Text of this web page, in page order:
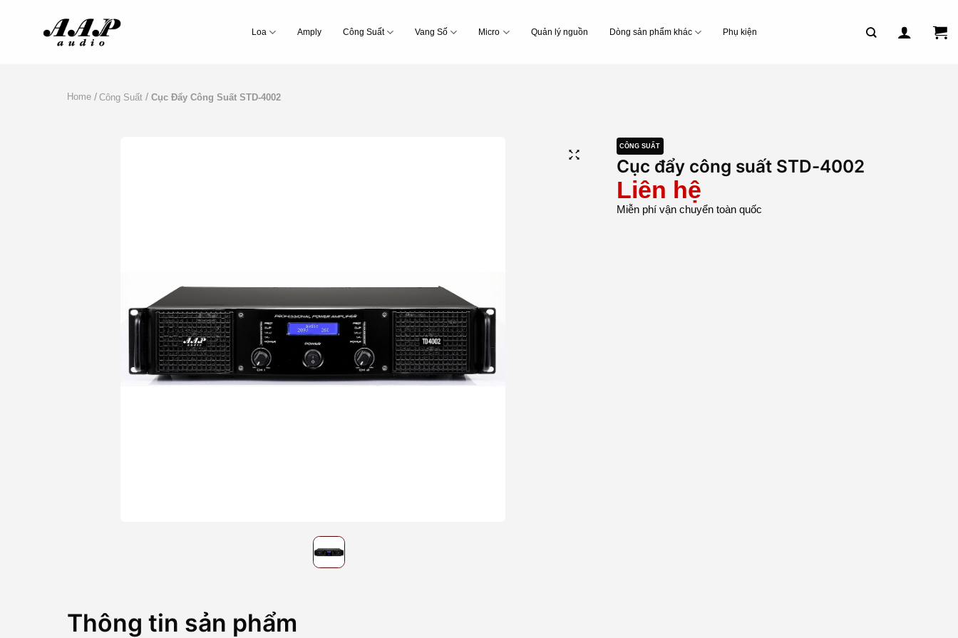
Loa Amply Công Suất Vang Số Micro Quản lý nguồn Dòng sản phẩm khác Phụ kiện
Home Công Suất Cục Đẩy Công Suất STD-4002
CÔNG SUẤT
Cục đẩy công suất STD-4002
Liên hệ
Miễn phí vận chuyển toàn quốc
Thông tin sản phẩm